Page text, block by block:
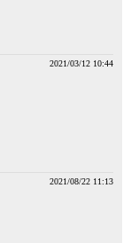
2021/03/12 10:44
2021/08/22 11:13